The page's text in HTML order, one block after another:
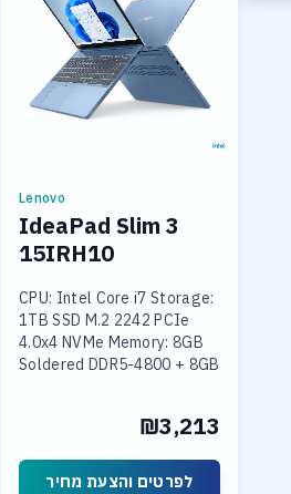
Lenovo
IdeaPad Slim 3
15IRH10
CPU: Intel Core i7 Storage:
1TB SSD M.2 2242 PCIe
4.0x4 NVMe Memory: 8GB
Soldered DDR5-4800 + 8GB
UHD Graphics Display: 15.3
₪3,213
לפרטים והצעת מחיר